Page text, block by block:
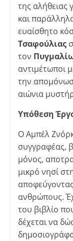
της αλήθειας
και
ευαίσθητο
Τσαφούλιας
τον
αντιμέτωποι
την
αιώνια
Υπόθεση
Ο Αμπέλ
συγγραφέας,
μόνος,
μικρό νησί
ανθρώπους.
του βιβλίο
δέχεται να